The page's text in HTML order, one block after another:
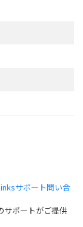
サポート問い合
サポートがご提供